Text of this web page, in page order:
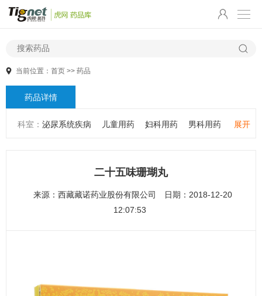
当前位置： 首页 >> 药品
药品详情
展开
科室： 泌尿系统疾病 儿童用药 妇科用药 男科用药
心血管系统疾病 精神心理疾病
性传播疾病
二十五味珊瑚丸
来源： 西藏藏诺药业股份有限公司
日期：2018-12-20
12:07:53